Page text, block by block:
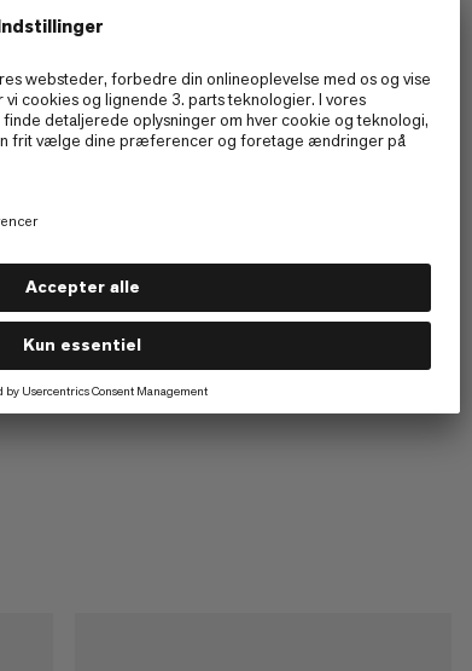
Kompakt og robust lavineskovl
€70€70